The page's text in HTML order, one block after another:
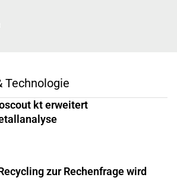
Technologie
kt erweitert
zur Rechenfrage wird